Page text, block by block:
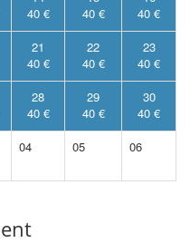
40 €
40 €
40 €
21
40 €
22
40 €
23
40 €
28
40 €
29
40 €
30
40 €
04 05 06